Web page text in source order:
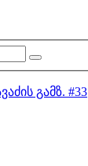
გამზ. #33